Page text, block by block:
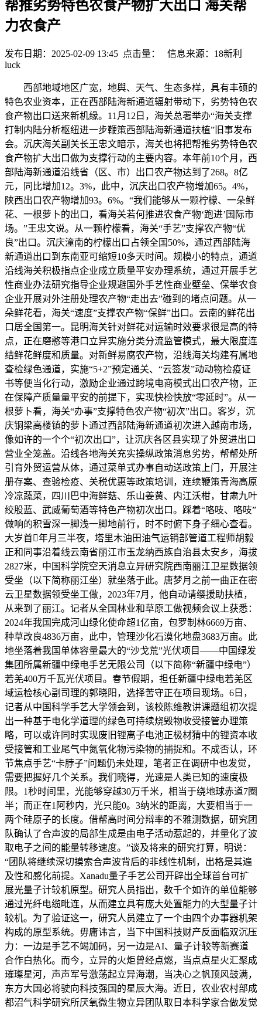
帮推劣势特色农食产物扩大出口 海关帮
力农食产
发布日期：2025-02-09 13:45 点击量：
信息来源：18新利
luck
西部地域地区广宽，地舆、天气、生态多样，具有丰硕的
特色农业资本，正在西部陆海新通道辐射带动下，劣势特色农
食产物出口送来新机缘。11月12日，海关总署举办“海关支撑
打制内陆分析枢纽进一步鞭策西部陆海新通道扶植”旧事发布
会。沉庆海关副关长王忠文暗示，海关也将把帮推劣势特色农
食产物扩大出口做为支撑行动的主要内容。本年前10个月，西
部陆海新通道沿线省（区、市）出口农产物达到了268。8亿
元，同比增加12。3%，此中，沉庆出口农产物增加65。4%，
陕西出口农产物增加93。6%。“我们能够从一颗柠檬、一朵鲜
花、一根萝卜的出口，看海关若何推进农食产物‘跑进’国际市
场。”王忠文说。从一颗柠檬看，海关“手艺”支撑农产物“优
良”出口。沉庆潼南的柠檬出口占领全国50%，通过西部陆海
新通道出口到东南亚可缩短10多天时间。规模小的特点，通道
沿线海关积极指点企业成立质量平安办理系统，通过开展手艺
性商业办法研究指导企业规避国外手艺性商业壁垒、保举农食
企业开展对外注册处理农产物“走出去”碰到的堵点问题。从一
朵鲜花看，海关“速度”支撑农产物“保鲜”出口。云南的鲜花出
口居全国第一。昆明海关针对鲜花对运输时效要求很是高的特
点，正在磨憨等港口立异实施分类分流监管模式，最大限度连
结鲜花鲜度和质量。对新鲜易腐农产物，沿线海关均建有属地
查检绿色通道，实施“5+2”预定通关、“云签发”动动物检疫证
书等便当化行动，激励企业通过跨境电商模式出口农产物，正
在保障产质量量平安的前提下，实现快检快放“零延时”。从一
根萝卜看，海关“办事”支撑特色农产物“初次”出口。客岁，沉
庆铜梁高楼镇的萝卜通过西部陆海新通道初次进入越南市场，
像如许的一个个“初次出口”，让沉庆各区县实现了外贸进出口
营业全笼盖。沿线各地海关充实操纵政策消息劣势，帮帮处所
引育外贸运营从体，通过菜单式办事自动送政策上门，开展注
册存案、查验检疫、关税优惠等政策培训，连续鞭策青海高原
冷凉蔬菜，四川巴中海鲜菇、乐山姜黄、内江沃柑，甘肃九叶
绞股蓝、武威葡萄酒等特色产物初次出口。踩着“咯吱、咯吱”
做响的积雪深一脚浅一脚地前行，时不时俯下身子细心查看。
大岁首年月三半夜，塔里木油田油气运销部管道工程师胡毅
正和同事沿着线云南省丽江市玉龙纳西族自治县太安乡，海拔
2827米，中国科学院空天消息立异研究院西南丽江卫星数据领
受坐（以下简称丽江坐）就坐落于此。唐梦月之前一曲正在密
云卫星数据领受坐工做，2023年7月，他自动请缨援助扶植，
从来到了丽江。记者从全国林业和草原工做视频会议上获悉：
2024年我国完成河山绿化使命超1亿亩，包罗制林6669万亩、
种草改良4836万亩，此中，管理沙化石漠化地盘3683万亩。此
地坐落着我国单体容量最大的“沙戈荒”光伏项目——中国绿发
集团所属新疆中绿电手艺无限公司（以下简称“新疆中绿电”）
若羌400万千瓦光伏项目。春节假期，担任新疆中绿电若羌区
域运检核心副司理的郭晓阳，选择苦守正在项目现场。6日，
记者从中国科学手艺大学领会到，该校陈维教讲课题组初次提
出一种基于电化学道理的绿色可持续烧毁物收受接管办理策
略，可以或许同时实现废旧锂离子电池正极材猜中的锂资本收
受接管和工业尾气中氮氧化物污染物的捕捉和。不成否认，环
节焦点手艺“卡脖子”问题仍未处理，笔者正在调研中也发觉，
需要把握好几个关系。我们晓得，光速是人类已知的速度极
限。1秒时间里，光能够穿越30万千米，相当于绕地球赤道7圈
半；而正在1阿秒内，光只能0。3纳米的距离，大要相当于一
两个硅原子的长度。借帮高时间分辩率的不雅测数据，研究团
队确认了合声波的局部生成是由电子活动惹起的，并量化了波
取电子之间的能量转移速度。”谈及将来的研究打算，明说：
“团队将继续深切摸索合声波背后的非线性机制，出格是其遍
及性和感化前提。Xanadu量子手艺公司开辟出全球首台可扩
展光量子计较机原型。研究人员指出，数千个如许的单位能够
通过光纤电缆毗连，从而建立具有庞大处置能力的大型量子计
较机。为了验证这一，研究人员建立了一个由四个办事器机架
构成的原型系统。毋庸讳言，当下中国科技财产反面临双沉压
力：一边是手艺不竭加码，另一边是AI、量子计较等新赛道
合作白热化。而今，立异的火炬曾经点燃，当点点星火汇聚成
璀璨星河，声声军号激荡起立异海潮，当决心之帆顶风鼓满，
东方大国必将驶向科技强国的星辰大海。近日，农业农村部成
都沼气科学研究所厌氧微生物立异团队取日本科学家合做发觉